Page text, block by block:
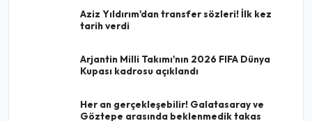
Aziz Yıldırım'dan transfer sözleri! İlk kez
tarih verdi
Arjantin Milli Takımı'nın 2026 FIFA Dünya
Kupası kadrosu açıklandı
Her an gerçekleşebilir! Galatasaray ve
Göztepe arasında beklenmedik takas